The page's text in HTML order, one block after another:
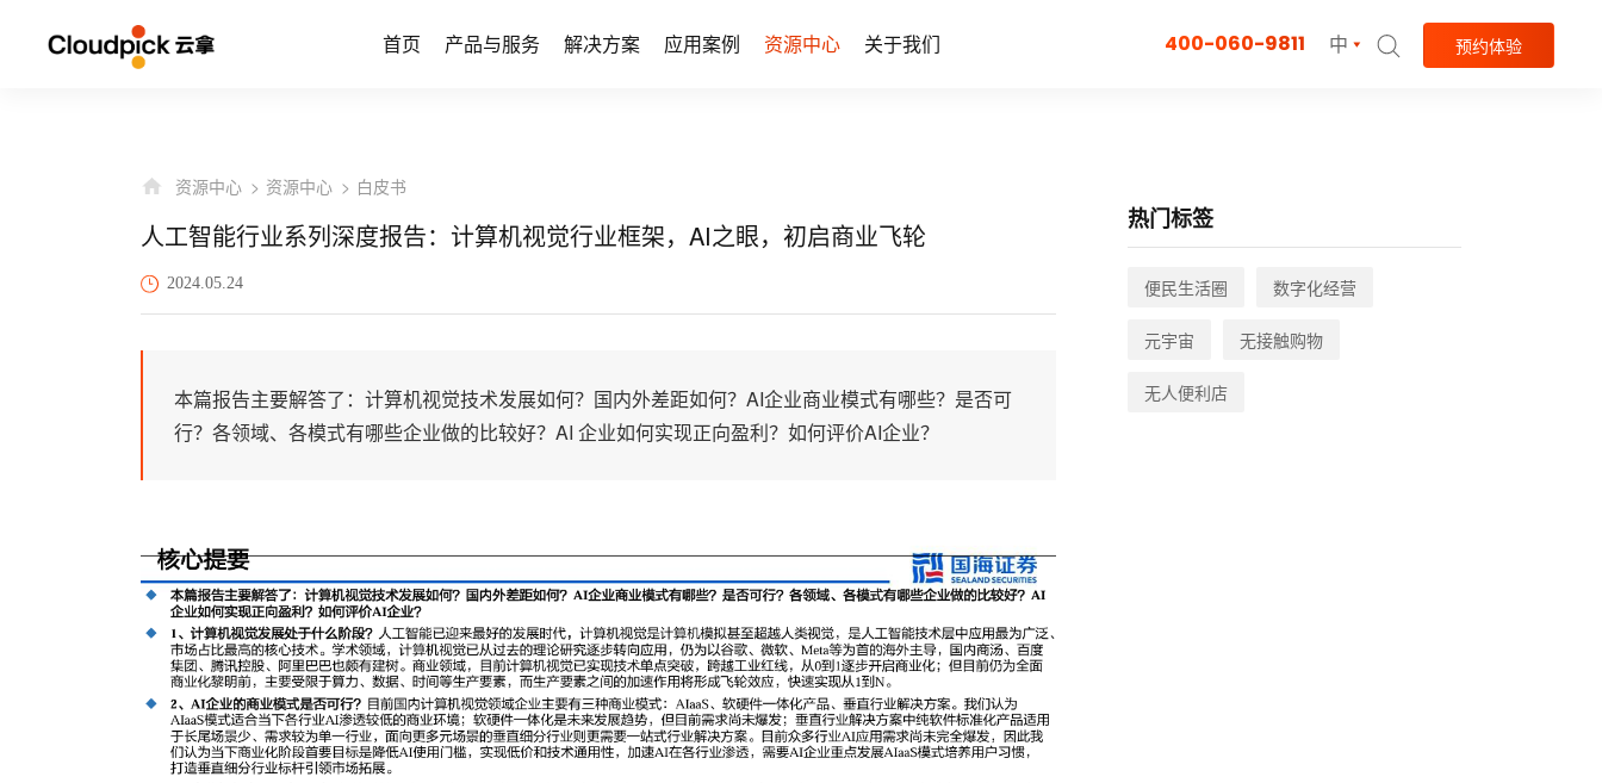
首页 产品与服务 解决方案 应用案例 资源中心 关于我们 400-060-9811 中 预约体验
资源中心 资源中心 白皮书
人工智能行业系列深度报告：计算机视觉行业框架，AI之眼，初启商业飞轮
2024.05.24
本篇报告主要解答了：计算机视觉技术发展如何？国内外差距如何？AI企业商业模式有哪些？是否可
行？各领域、各模式有哪些企业做的比较好？AI 企业如何实现正向盈利？如何评价AI企业？
热门标签
便民生活圈 数字化经营
元宇宙 无接触购物
无人便利店